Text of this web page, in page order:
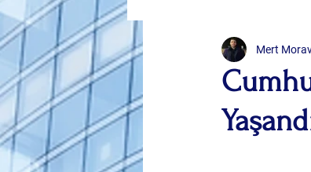
Teknoloji Rumeli
Mert